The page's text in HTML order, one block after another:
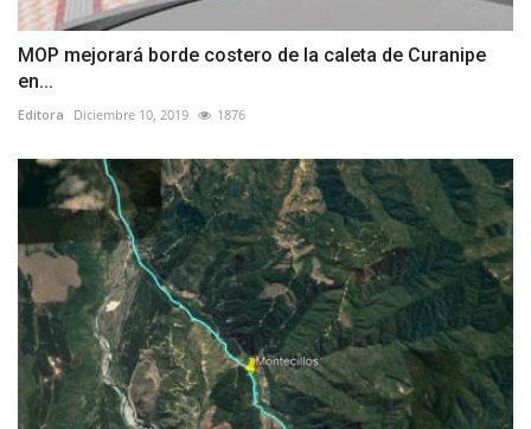
MOP mejorará borde costero de la caleta de Curanipe
en...
Editora Diciembre 10, 2019 1876